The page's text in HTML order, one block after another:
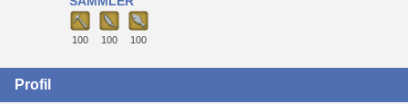
100 100 100
Profil